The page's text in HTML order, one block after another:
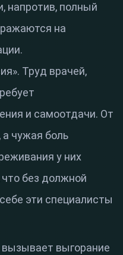
напротив, полный
на
Труд врачей,
и самоотдачи. От
чужая боль
у них
без должной
эти специалисты
выгорание